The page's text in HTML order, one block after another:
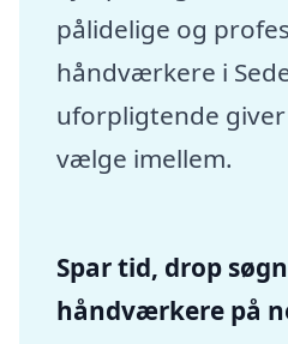
pålidelige og
håndværkere i
uforpligtende
vælge imellem.
Spar tid, drop
håndværkere på